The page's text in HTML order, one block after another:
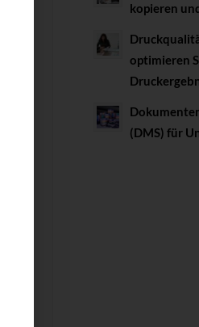
kopieren
optimieren
(DMS) für